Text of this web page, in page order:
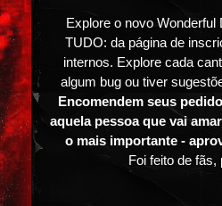
Explore o novo
TUDO: da página de
internos. Explore cada
algum bug ou tiver
Encomendem seus
aquela pessoa que vai
o mais importante -
Foi feito de fãs,